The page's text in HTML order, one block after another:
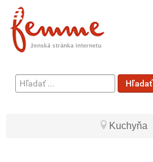
Hľadať
...
Hľadať
Kuchyňa